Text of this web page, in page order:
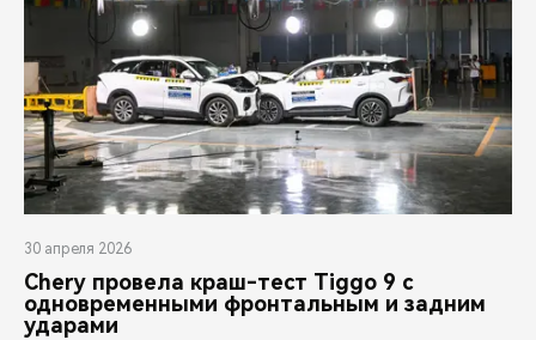
30 апреля 2026
Chery провела краш-тест Tiggo 9 с
одновременными фронтальным и задним
ударами